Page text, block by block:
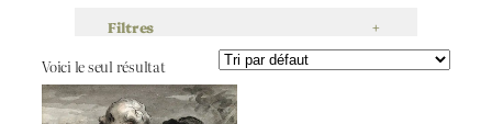
Filtres +
Voici le seul résultat